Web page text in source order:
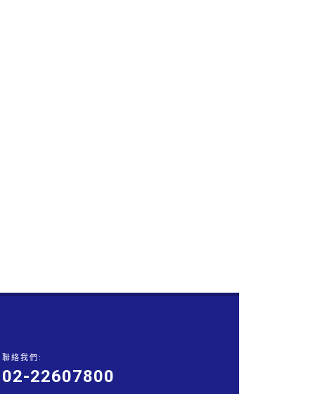
聯絡我們:
02-22607800